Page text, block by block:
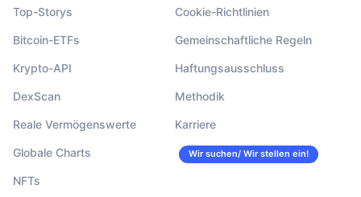
Top-Storys
Bitcoin-ETFs
Krypto-API
DexScan
Reale Vermögenswerte
Globale Charts
NFTs
Cookie-Richtlinien
Gemeinschaftliche Regeln
Haftungsausschluss
Methodik
Karriere
Wir suchen/ Wir stellen ein!